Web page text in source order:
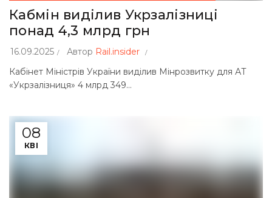
Кабмін виділив Укрзалізниці
понад 4,3 млрд грн
16.09.2025 Автор Rail.insider
Кабінет Міністрів України виділив Мінрозвитку для АТ
«Укрзалізниця» 4 млрд 349...
08
КВІ